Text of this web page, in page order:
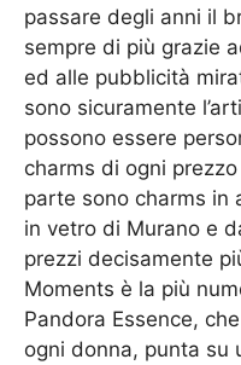
passare degli anni il
sempre di più grazie
ed alle pubblicità
sono sicuramente
possono essere
charms di ogni
parte sono charms in
in vetro di Murano e
prezzi decisamente
Moments è la più
Pandora Essence,
ogni donna, punta su